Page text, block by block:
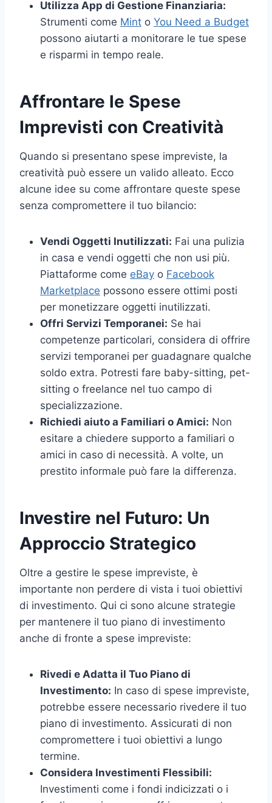
Utilizza App di Gestione Finanziaria:
Strumenti come Mint o You Need a Budget
possono aiutarti a monitorare le tue spese
e risparmi in tempo reale.
Affrontare le Spese
Imprevisti con Creatività
Quando si presentano spese impreviste, la
creatività può essere un valido alleato. Ecco
alcune idee su come affrontare queste spese
senza compromettere il tuo bilancio:
Vendi Oggetti Inutilizzati: Fai una pulizia
in casa e vendi oggetti che non usi più.
Piattaforme come eBay o Facebook
Marketplace possono essere ottimi posti
per monetizzare oggetti inutilizzati.
Offri Servizi Temporanei: Se hai
competenze particolari, considera di offrire
servizi temporanei per guadagnare qualche
soldo extra. Potresti fare baby-sitting, pet-
sitting o freelance nel tuo campo di
specializzazione.
Richiedi aiuto a Familiari o Amici: Non
esitare a chiedere supporto a familiari o
amici in caso di necessità. A volte, un
prestito informale può fare la differenza.
Investire nel Futuro: Un
Approccio Strategico
Oltre a gestire le spese impreviste, è
importante non perdere di vista i tuoi obiettivi
di investimento. Qui ci sono alcune strategie
per mantenere il tuo piano di investimento
anche di fronte a spese impreviste:
Rivedi e Adatta il Tuo Piano di
Investimento: In caso di spese impreviste,
potrebbe essere necessario rivedere il tuo
piano di investimento. Assicurati di non
compromettere i tuoi obiettivi a lungo
termine.
Considera Investimenti Flessibili:
Investimenti come i fondi indicizzati o i